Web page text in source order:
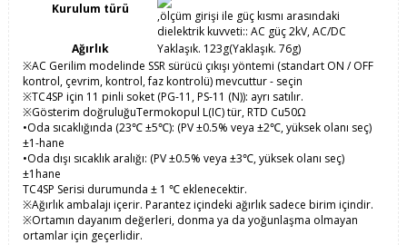
Kurulum türü
,ölçüm girişi ile güç kısmı arasındaki
dielektrik kuvveti:: AC güç 2kV, AC/DC
Ağırlık
Yaklaşık. 123g(Yaklaşık. 76g)
※AC Gerilim modelinde SSR sürücü çıkışı yöntemi (standart ON / OFF
kontrol, çevrim, kontrol, faz kontrolü) mevcuttur - seçin
※TC4SP için 11 pinli soket (PG-11, PS-11 (N)): ayrı satılır.
※Gösterim doğruluğuTermokopul L(IC) tür, RTD Cu50Ω
•Oda sıcaklığında (23℃ ±5℃): (PV ±0.5% veya ±2℃, yüksek olanı seç)
±1-hane
•Oda dışı sıcaklık aralığı: (PV ±0.5% veya ±3℃, yüksek olanı seç)
±1hane
TC4SP Serisi durumunda ± 1 ℃ eklenecektir.
※Ağırlık ambalajı içerir. Parantez içindeki ağırlık sadece birim içindir.
※Ortamın dayanım değerleri, donma ya da yoğunlaşma olmayan
ortamlar için geçerlidir.